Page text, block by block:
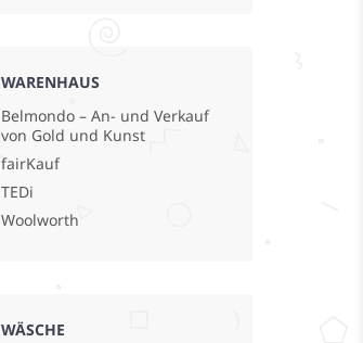
WARENHAUS
Belmondo – An- und Verkauf
von Gold und Kunst
fairKauf
TEDi
Woolworth
WÄSCHE